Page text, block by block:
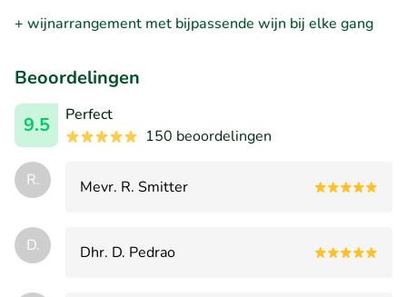
+ wijnarrangement met bijpassende wijn bij elke gang
Beoordelingen
9.5
Perfect
150 beoordelingen
R. Mevr. R. Smitter
D. Dhr. D. Pedrao